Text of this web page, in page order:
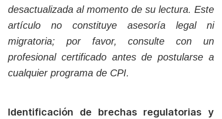
desactualizada al momento de su lectura. Este
artículo no constituye asesoría legal ni
migratoria; por favor, consulte con un
profesional certificado antes de postularse a
cualquier programa de CPI.
Identificación de brechas regulatorias y